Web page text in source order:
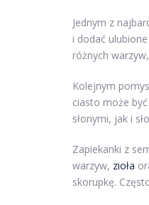
Jednym z
i dodać
różnych
Kolejnym
ciasto może
słonymi, jak i
Zapiekanki z
warzyw, zioła
skorupkę.